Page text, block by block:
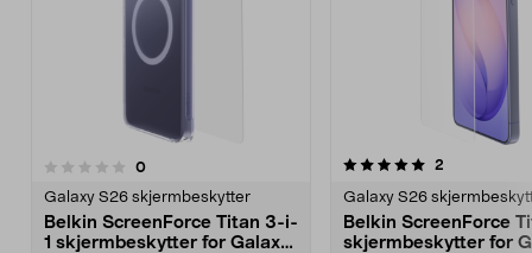
0anmeldelser
Galaxy S26 skjermbeskytter
Belkin ScreenForce Titan 3-i-
1 skjermbeskytter for Galaxy
5.0 av 5 stjerner 2
Galaxy S26
Belkin ScreenForce
skjermbeskytter for
5.0 av 5 stjerner